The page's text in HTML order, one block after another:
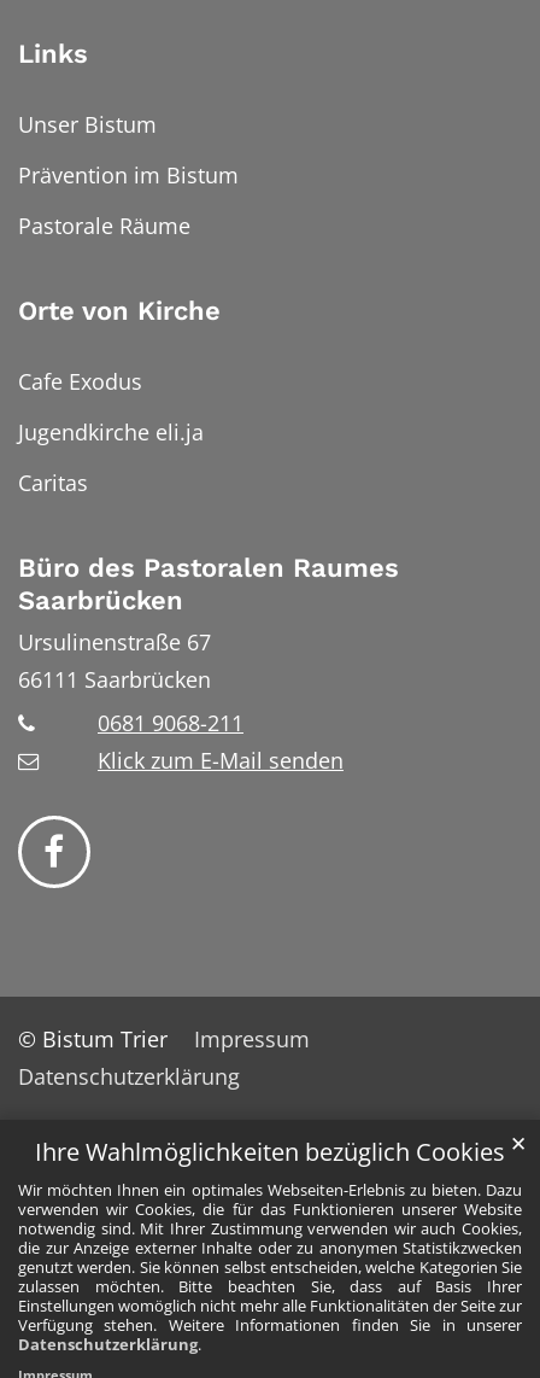
Ihre Wahlmöglichkeiten bezüglich Cookies
Wir möchten Ihnen ein optimales Webseiten-Erlebnis zu bieten. Dazu
verwenden wir Cookies, die für das Funktionieren unserer Website
notwendig sind. Mit Ihrer Zustimmung verwenden wir auch Cookies,
die zur Anzeige externer Inhalte oder zu anonymen Statistikzwecken
genutzt werden. Sie können selbst entscheiden, welche Kategorien Sie
zulassen möchten. Bitte beachten Sie, dass auf Basis Ihrer
Einstellungen womöglich nicht mehr alle Funktionalitäten der Seite zur
Verfügung stehen. Weitere Informationen finden Sie in unserer
Datenschutzerklärung.
✕
Links
Unser Bistum
Prävention im Bistum
Pastorale Räume
Orte von Kirche
Cafe Exodus
Jugendkirche eli.ja
Caritas
Büro des Pastoralen Raumes
Saarbrücken
Ursulinenstraße 67
66111 Saarbrücken
0681 9068-211
Klick zum E-Mail senden
© Bistum Trier
Impressum
Datenschutzerklärung